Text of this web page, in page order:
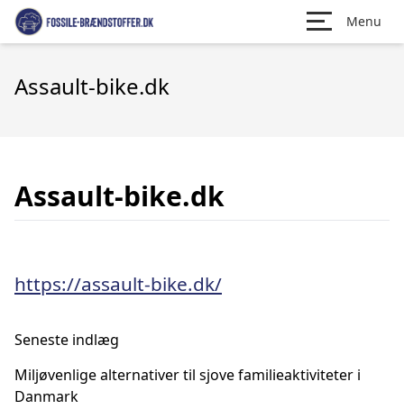
Menu
Assault-bike.dk
Assault-bike.dk
https://assault-bike.dk/
Seneste indlæg
Miljøvenlige alternativer til sjove familieaktiviteter i
Danmark